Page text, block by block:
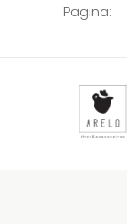
Pagina: